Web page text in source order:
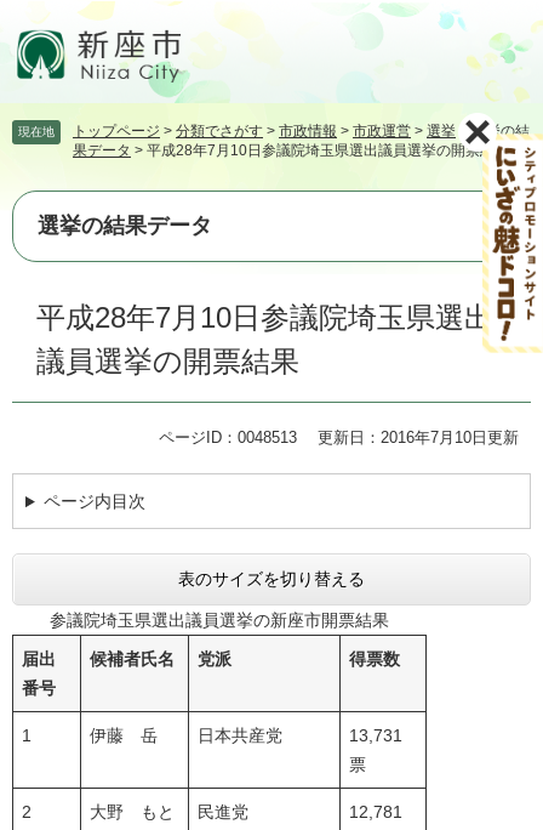
頭
す。
飛
て
本
現在地 トップページ > 分類でさがす > 市政情報 > 市政運営 > 選挙>選挙の結
果データ > 平成28年7月10日参議院埼玉県選出議員選挙の開票結果
選挙の結果データ
平成28年7月10日参議院埼玉県選出
議員選挙の開票結果
ページID：0048513 更新日：2016年7月10日更新
ページ内目次
表のサイズを切り替える
参議院埼玉県選出議員選挙の新座市開票結果
届出
番号
候補者氏名 党派 得票数
1 伊藤 岳 日本共産党
13,731
票
2
大野 もと
民進党
12,781